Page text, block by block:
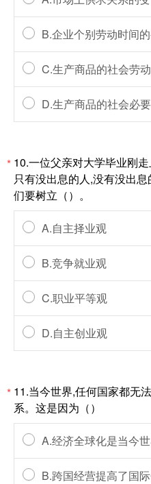
B.企业个别劳动时间
C.生产商品的社会劳
D.生产商品的社会必
* 10.一位父亲对大学毕业刚
只有没出息的人,没有没出
们要树立（）。
A.自主择业观
B.竞争就业观
C.职业平等观
D.自主创业观
* 11.当今世界,任何国家都无
系。这是因为（）
A.经济全球化是当今
B.跨国经营提高了国